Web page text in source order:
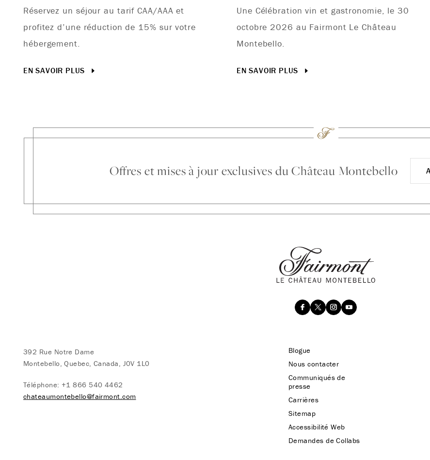
Réservez un séjour au tarif CAA/AAA et
profitez d’une réduction de 15% sur votre
hébergement.
EN SAVOIR PLUS
Une Célébration vin et gastronomie, le 30
octobre 2026 au Fairmont Le Château
Montebello.
EN SAVOIR PLUS
Offres et mises à jour exclusives du Château Montebello
392 Rue Notre Dame
Montebello, Quebec, Canada, J0V 1L0
Téléphone: +1 866 540 4462
chateaumontebello@fairmont.com
Blogue
Nous contacter
Communiqués de
presse
Carrières
Sitemap
Accessibilité Web
Demandes de Collabs